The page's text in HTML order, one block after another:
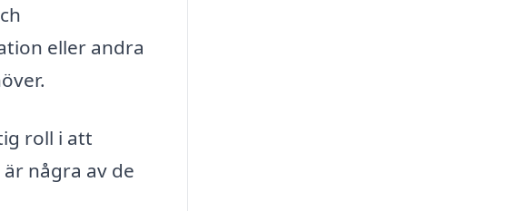
eller andra
roll i att
några av de